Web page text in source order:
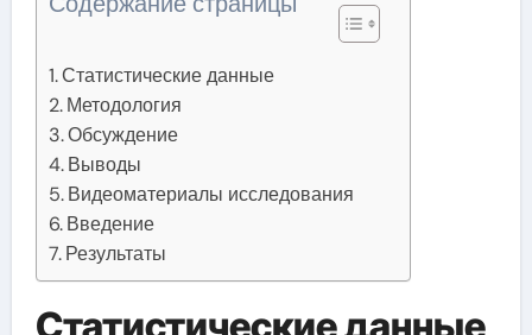
Статистические данные
Методология
Обсуждение
Выводы
Видеоматериалы исследования
Введение
Результаты